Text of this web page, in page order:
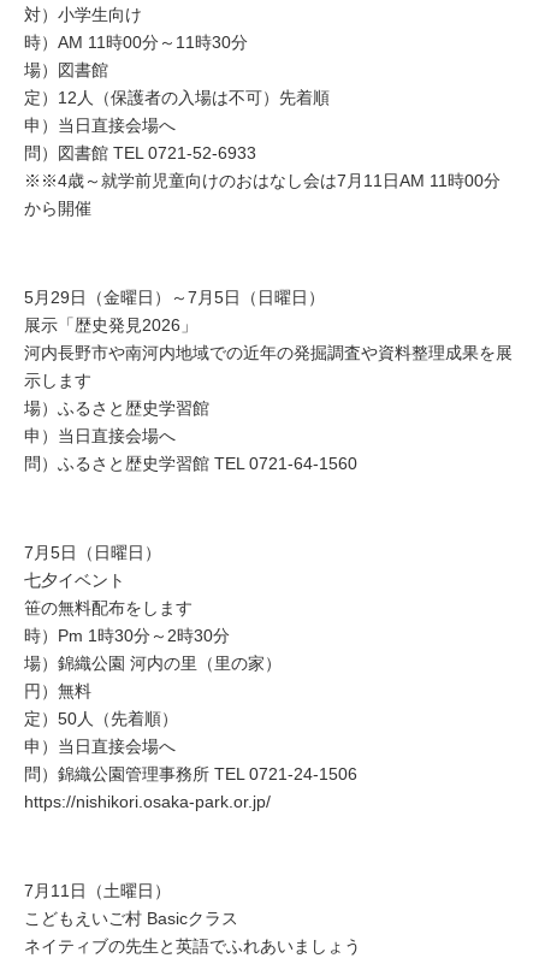
対）小学生向け
時）AM 11時00分～11時30分
場）図書館
定）12人（保護者の入場は不可）先着順
申）当日直接会場へ
問）図書館 TEL 0721-52-6933
※※4歳～就学前児童向けのおはなし会は7月11日AM 11時00分
から開催
5月29日（金曜日）～7月5日（日曜日）
展示「歴史発見2026」
河内長野市や南河内地域での近年の発掘調査や資料整理成果を展
示します
場）ふるさと歴史学習館
申）当日直接会場へ
問）ふるさと歴史学習館 TEL 0721-64-1560
7月5日（日曜日）
七夕イベント
笹の無料配布をします
時）Pm 1時30分～2時30分
場）錦織公園 河内の里（里の家）
円）無料
定）50人（先着順）
申）当日直接会場へ
問）錦織公園管理事務所 TEL 0721-24-1506
https://nishikori.osaka-park.or.jp/
7月11日（土曜日）
こどもえいご村 Basicクラス
ネイティブの先生と英語でふれあいましょう